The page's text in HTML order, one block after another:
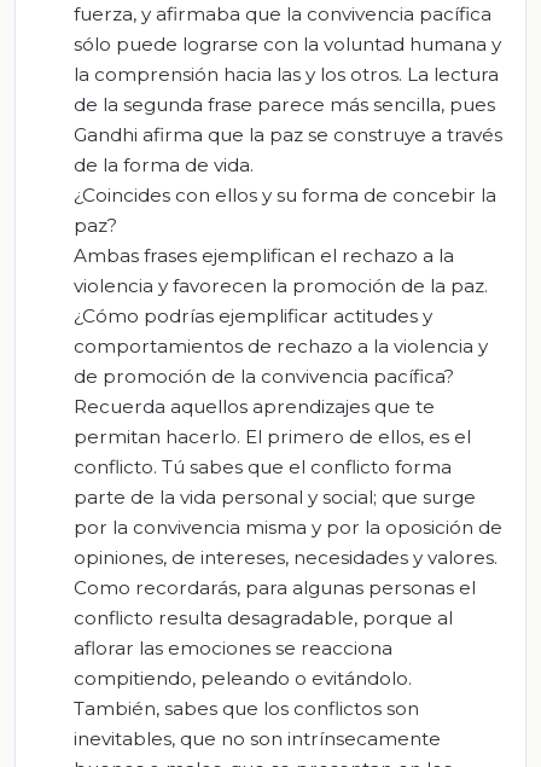
fuerza, y afirmaba que la convivencia pacífica
sólo puede lograrse con la voluntad humana y
la comprensión hacia las y los otros. La lectura
de la segunda frase parece más sencilla, pues
Gandhi afirma que la paz se construye a través
de la forma de vida.
¿Coincides con ellos y su forma de concebir la
paz?
Ambas frases ejemplifican el rechazo a la
violencia y favorecen la promoción de la paz.
¿Cómo podrías ejemplificar actitudes y
comportamientos de rechazo a la violencia y
de promoción de la convivencia pacífica?
Recuerda aquellos aprendizajes que te
permitan hacerlo. El primero de ellos, es el
conflicto. Tú sabes que el conflicto forma
parte de la vida personal y social; que surge
por la convivencia misma y por la oposición de
opiniones, de intereses, necesidades y valores.
Como recordarás, para algunas personas el
conflicto resulta desagradable, porque al
aflorar las emociones se reacciona
compitiendo, peleando o evitándolo.
También, sabes que los conflictos son
inevitables, que no son intrínsecamente